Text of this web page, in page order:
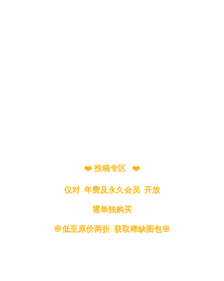
❤️ 投稿专区 ❤️
仅对 年费及永久会员 开放
需单独购买
🌸低至原价两折 获取稀缺图包🌸